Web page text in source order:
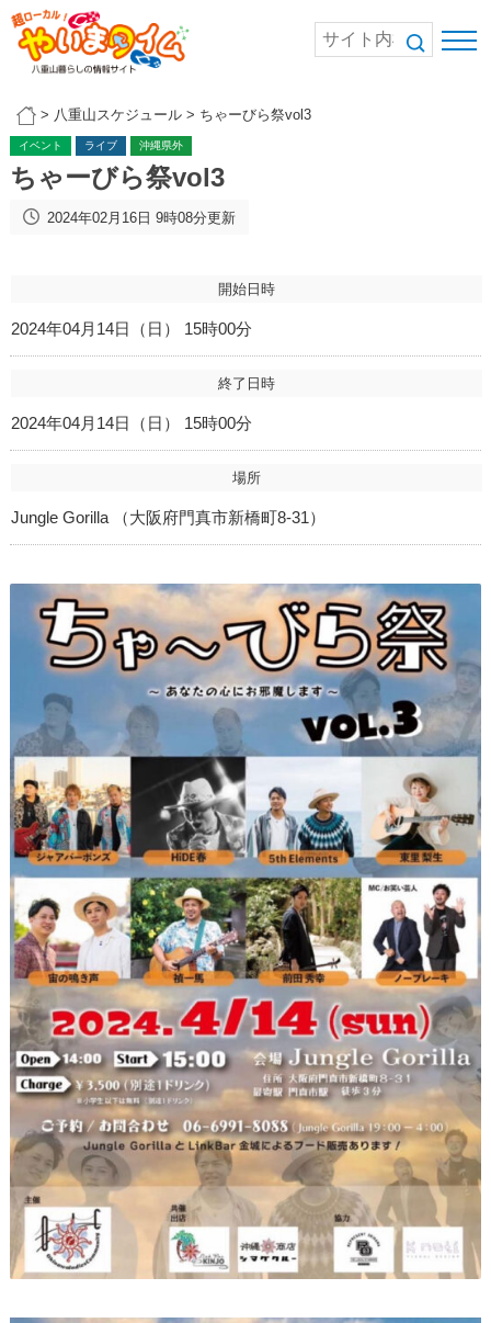
> 八重山スケジュール> ちゃーびら祭vol3
イベント ライブ 沖縄県外
ちゃーびら祭vol3
2024年02月16日 9時08分更新
開始日時
2024年04月14日（日） 15時00分
終了日時
2024年04月14日（日） 15時00分
場所
Jungle Gorilla （大阪府門真市新橋町8-31）